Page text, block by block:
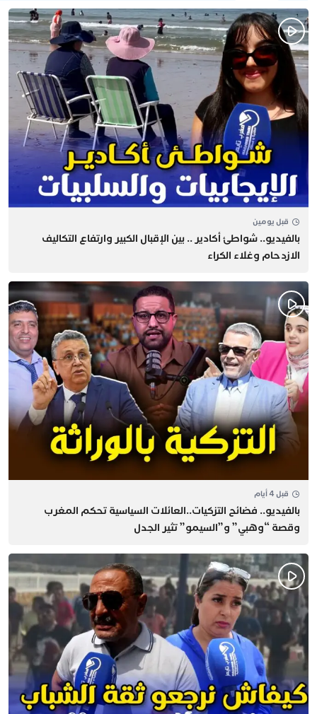
قبل يومين
بالفيديو.. شواطئ أكادير .. بين الإقبال الكبير وارتفاع التكاليف
الازدحام وغلاء الكراء
قبل 4 أيام
بالفيديو.. فضائح التزكيات..العائلات السياسية تحكم المغرب
وقصة “وهبي” و”السيمو” تثير الجدل